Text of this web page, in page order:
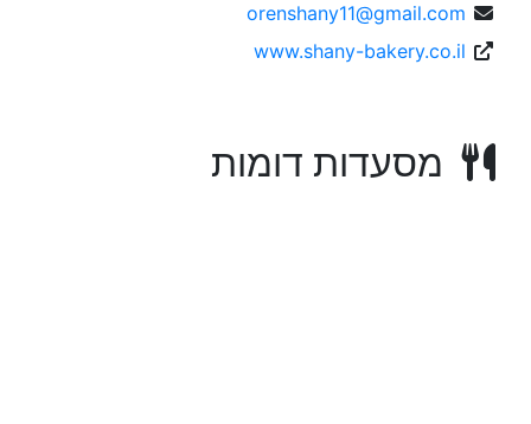
orenshany11@gmail.com
www.shany-bakery.co.il
מסעדות דומות